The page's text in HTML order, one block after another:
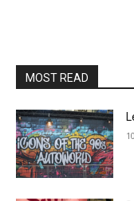
MOST READ